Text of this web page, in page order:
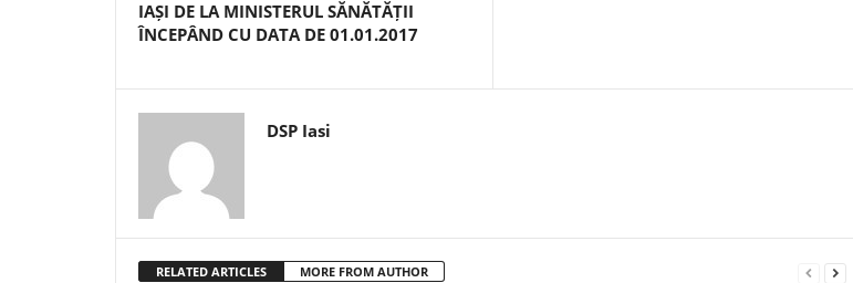
IAȘI DE LA MINISTERUL SĂNĂTĂȚII
ÎNCEPÂND CU DATA DE 01.01.2017
DSP Iasi
RELATED ARTICLES MORE FROM AUTHOR